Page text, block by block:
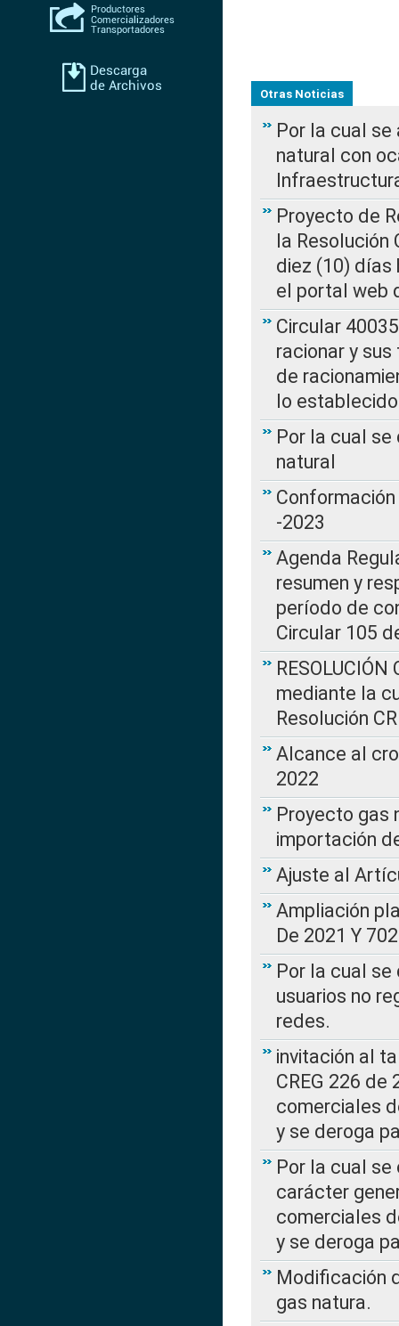
Otras Noticias
Por la cual
natural con
Proyecto de
la Resolución
diez (10) días
el portal web
Circular
racionar y
de
lo
Por la cual
natural
-2023
Agenda
resumen y
período de
Circular 105
mediante la
Resolución
Alcance al
2022
Proyecto gas
importación
Ajuste al
Ampliación
De 2021 Y
Por la cual
usuarios no
redes.
invitación al
CREG 226
comerciales
y se deroga
Por la cual
carácter
comerciales
y se deroga
Modificación
gas natura.